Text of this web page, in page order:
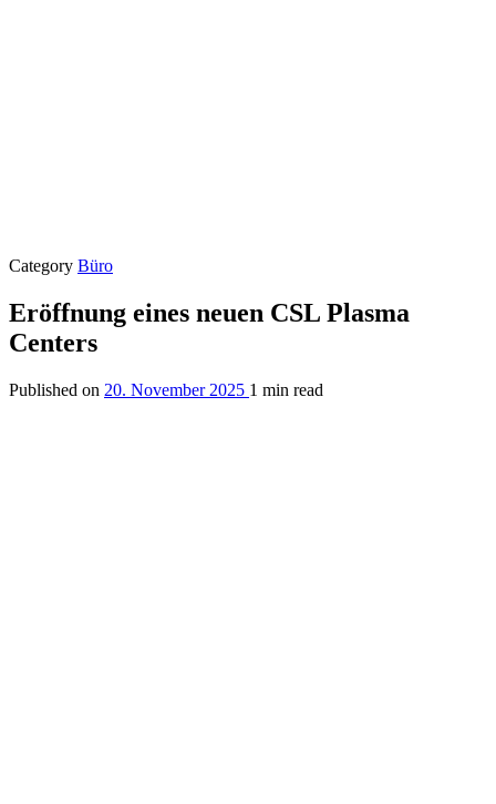
Category Büro
Eröffnung eines neuen CSL Plasma
Centers
Published on 20. November 2025 1 min read